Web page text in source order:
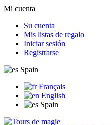
Mi cuenta
Su cuenta
Mis listas de regalo
Iniciar sesión
Registrarse
Spain
Français
English
Spain